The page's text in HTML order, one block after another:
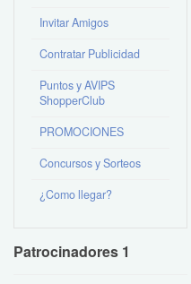
Invitar Amigos
Contratar Publicidad
Puntos y AVIPS
ShopperClub
PROMOCIONES
Concursos y Sorteos
¿Como llegar?
Patrocinadores 1